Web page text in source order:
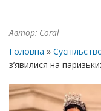
Автор: Coral
Головна »
з’явилися на